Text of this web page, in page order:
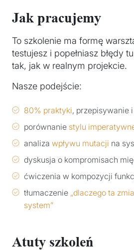
Jak pracujemy
To szkolenie ma formę
testujesz i popełniasz błędy
tak, jak w realnym projekcie.
Nasze podejście:
80% praktyki, przepisywanie i
porównanie stylu
analiza wpływu mutacji na
dyskusja o kompromisach
ćwiczenia w kompozycji
tłumaczenie „dlaczego ta
system”
Atuty szkoleń